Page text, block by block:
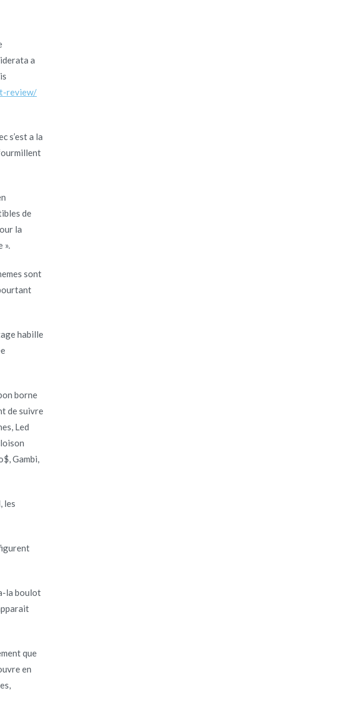
a
review/
s’est a la
de
la
sont
habille
borne
de suivre
Led
Gambi,
les
la boulot
que
en